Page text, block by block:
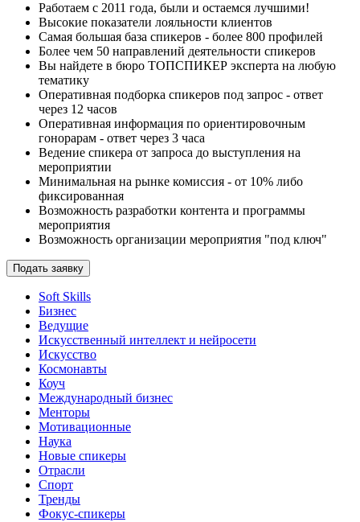
Работаем с 2011 года, были и остаемся лучшими!
Высокие показатели лояльности клиентов
Самая большая база спикеров - более 800 профилей
Более чем 50 направлений деятельности спикеров
Вы найдете в бюро ТОПСПИКЕР эксперта на любую
тематику
Оперативная подборка спикеров под запрос - ответ
через 12 часов
Оперативная информация по ориентировочным
гонорарам - ответ через 3 часа
Ведение спикера от запроса до выступления на
мероприятии
Минимальная на рынке комиссия - от 10% либо
фиксированная
Возможность разработки контента и программы
мероприятия
Возможность организации мероприятия "под ключ"
Подать заявку
Soft Skills
Бизнес
Ведущие
Искусственный интеллект и нейросети
Искусство
Космонавты
Коуч
Международный бизнес
Менторы
Мотивационные
Наука
Новые спикеры
Отрасли
Спорт
Тренды
Фокус-спикеры